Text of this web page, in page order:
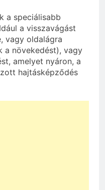
a speciálisabb
a visszavágást
vagy oldalágra
a növekedést), vagy
amelyet nyáron, a
hajtásképződés